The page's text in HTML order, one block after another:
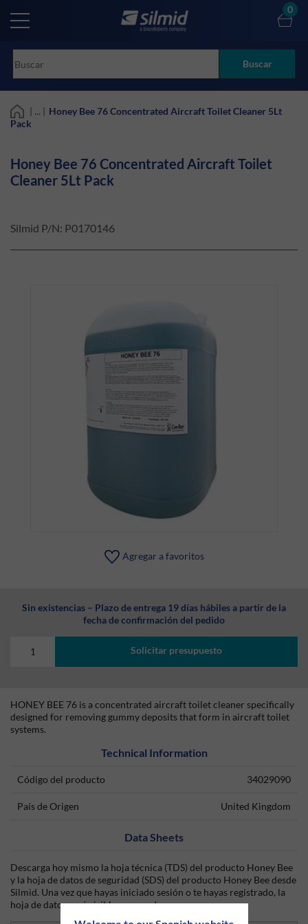
main
Buscar
0
| ... | Honey Bee 76 Concentrated Aircraft Toilet Cleaner 5Lt
Pack
Honey Bee 76 Concentrated Aircraft Toilet
Cleaner 5Lt Pack
Silmid P/N: P0170146
Agregar a favoritos
Sin existencias – Plazo de entrega 19 días hábiles a partir de la
fecha de confirmación del pedido
Solicitar presupuesto
HONEY BEE 76 is a concentrated aircraft toilet cleaner specifically
designed for removing gummy deposits that form in aircraft toilet
systems.
Technical Information
Código del producto 34029090
País de Origen United Kingdom
Data Sheets
Descarga hoy mismo la hoja técnica (TDS) del producto Honey Bee
y la hoja de datos de seguridad (SDS) del producto Honey Bee desde
Silmid. Una vez que hayas iniciado sesión o te hayas registrado, la
hoja de datos será visible para su descarga.